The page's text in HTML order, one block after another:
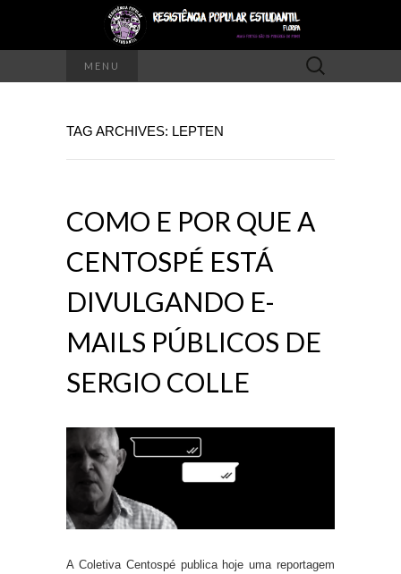
MENU
Pesquisar
por:
TAG ARCHIVES: LEPTEN
COMO E POR QUE A
CENTOSPÉ ESTÁ
DIVULGANDO E-
MAILS PÚBLICOS DE
SERGIO COLLE
A Coletiva Centospé publica hoje uma reportagem